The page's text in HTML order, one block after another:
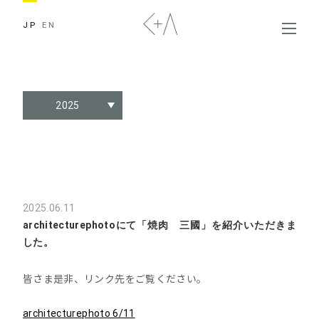
JP EN
2025
2025.06.11
architecturephotoにて「焼肉 三國」を紹介いただきま
した。
皆さま是非、リンク先をご覧ください。
architecturephoto 6/11